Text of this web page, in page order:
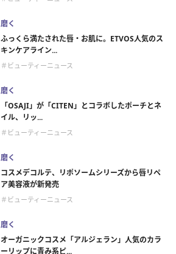
磨く
ふっくら満たされた唇・お肌に。ETVOS人気のス
キンケアライン...
＃ビューティーニュース
磨く
「OSAJI」が「CITEN」とコラボしたポーチとネ
イル、リッ...
＃ビューティーニュース
磨く
コスメデコルテ、リポソームシリーズから唇リペ
ア美容液が新発売
＃ビューティーニュース
磨く
オーガニックコスメ「アルジェラン」人気のカラ
ーリップに青み系ピ...